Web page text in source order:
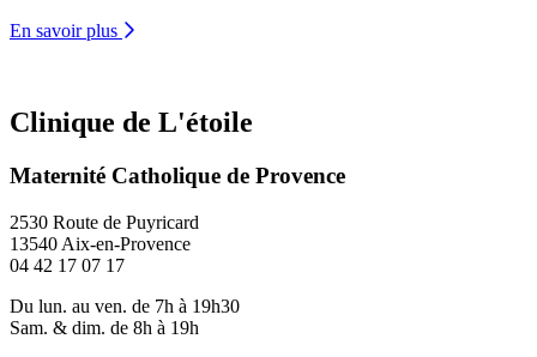
En savoir plus
Clinique de L'étoile
Maternité Catholique de Provence
2530 Route de Puyricard
13540 Aix-en-Provence
04 42 17 07 17
Du lun. au ven. de 7h à 19h30
Sam. & dim. de 8h à 19h